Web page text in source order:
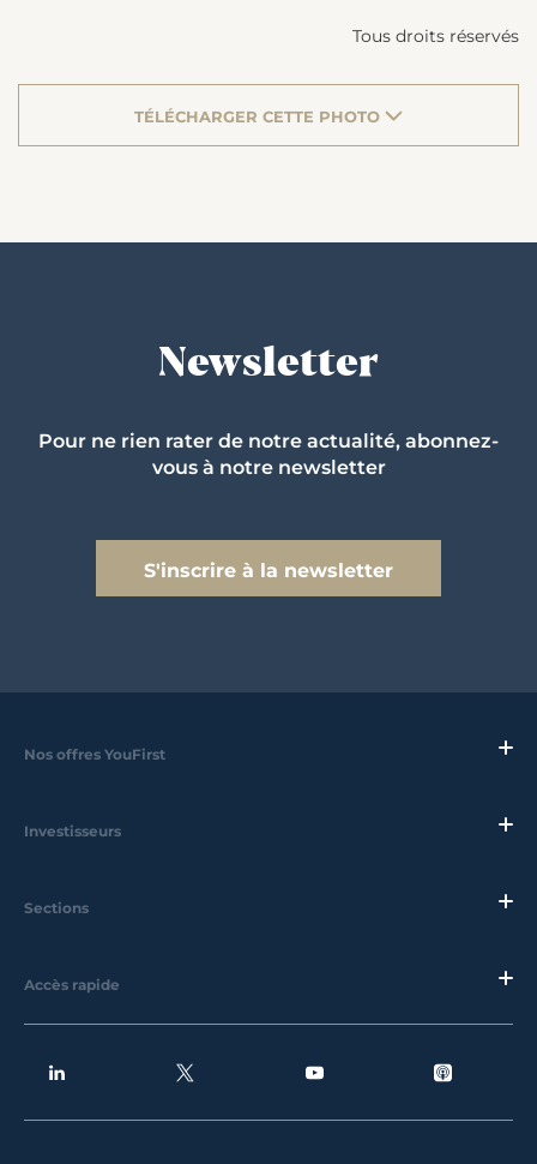
Tous droits réservés
TÉLÉCHARGER CETTE PHOTO
Newsletter
Pour ne rien rater de notre actualité, abonnez-
vous à notre newsletter
S'inscrire à la newsletter
Nos offres YouFirst
Investisseurs
Sections
Accès rapide